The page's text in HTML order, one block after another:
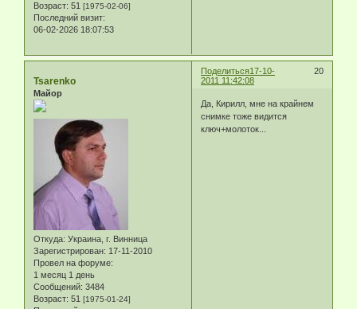
Возраст: 51 [1975-02-06]
Последний визит:
06-02-2026 18:07:53
Поделиться 20
17-10-
2011 11:42:08
Tsarenko
Майор
Откуда: Украина, г. Винница
Зарегистрирован: 17-11-2010
Провел на форуме:
1 месяц 1 день
Сообщений: 3484
Возраст: 51 [1975-01-24]
Да, Кирилл, мне на крайнем
снимке тоже видится
ключ+молоток...